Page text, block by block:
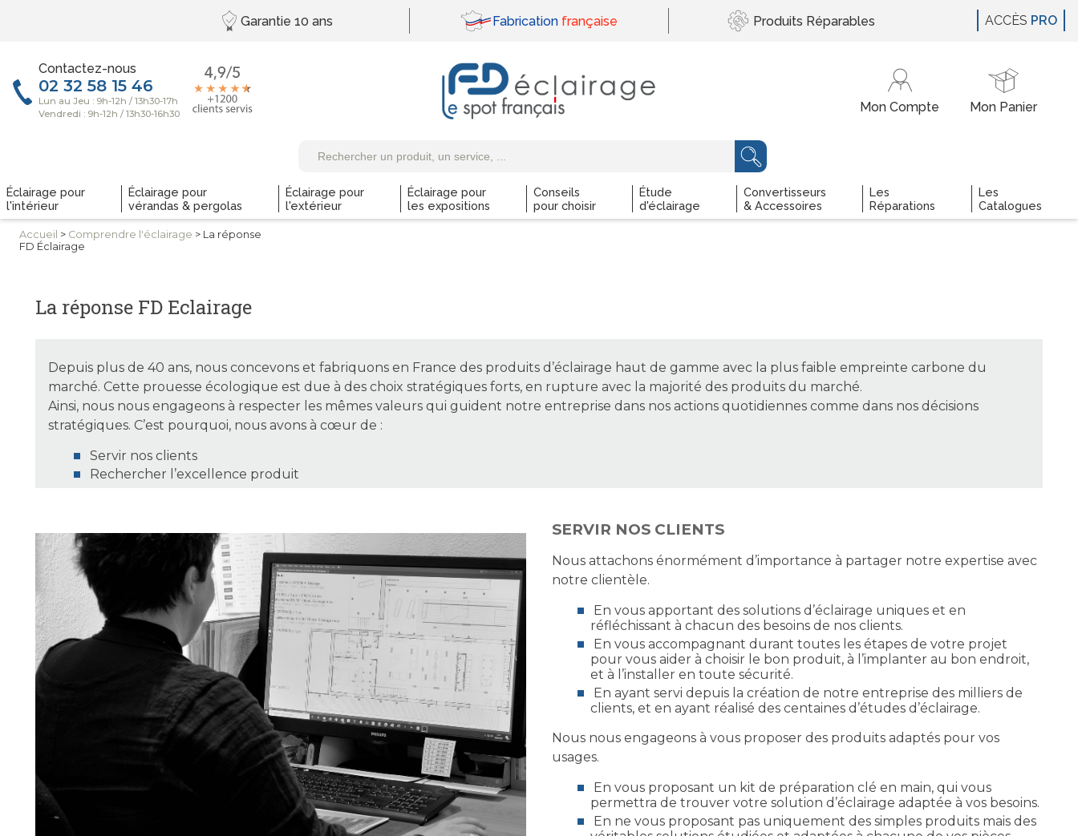
Garantie 10 ans Fabrication française Produits Réparables
Contactez-nous
Éclairage pour
l'intérieur
Éclairage pour
vérandas & pergolas
Éclairage pour
l'extérieur
Éclairage pour
les expositions
Conseils
pour choisir
Étude
d'éclairage
Convertisseurs
& Accessoires
Les
Réparations
Les
Catalogues
ACCÈS PRO
Accueil > Comprendre l'éclairage > La réponse
FD Éclairage
La réponse FD Eclairage
Depuis plus de 40 ans, nous concevons et fabriquons en France des produits d’éclairage haut de gamme avec la plus faible empreinte carbone du
marché. Cette prouesse écologique est due à des choix stratégiques forts, en rupture avec la majorité des produits du marché.
Ainsi, nous nous engageons à respecter les mêmes valeurs qui guident notre entreprise dans nos actions quotidiennes comme dans nos décisions
stratégiques. C’est pourquoi, nous avons à cœur de :
Servir nos clients
Rechercher l’excellence produit
SERVIR NOS CLIENTS
Nous attachons énormément d’importance à partager notre expertise avec
notre clientèle.
En vous apportant des solutions d’éclairage uniques et en
réfléchissant à chacun des besoins de nos clients.
En vous accompagnant durant toutes les étapes de votre projet
pour vous aider à choisir le bon produit, à l’implanter au bon endroit,
et à l’installer en toute sécurité.
En ayant servi depuis la création de notre entreprise des milliers de
clients, et en ayant réalisé des centaines d’études d’éclairage.
Nous nous engageons à vous proposer des produits adaptés pour vos
usages.
En vous proposant un kit de préparation clé en main, qui vous
permettra de trouver votre solution d’éclairage adaptée à vos besoins.
En ne vous proposant pas uniquement des simples produits mais des